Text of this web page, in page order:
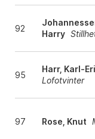
92
Harry
95
Harr, Karl-
Lofotvinter
97 Rose, Knut